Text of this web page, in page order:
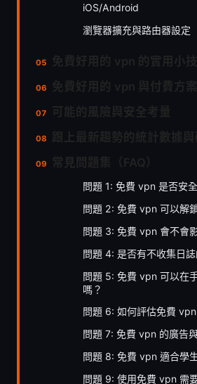
iOS/Android
瀏覽器擴充與路由器設定
問題 1: 免費 vpn 是否安
問題 2: 免費 vpn 可以解
問題 3: 免費 vpn 會不會
問題 4: 是否有不收集日
問題 5: 免費 vpn 可以在
嗎？
問題 6: 如何評估免費
問題 7: 免費 vpn 的廣告
問題 8: 免費 vpn 適合學
問題 9: 使用免費 vpn 需